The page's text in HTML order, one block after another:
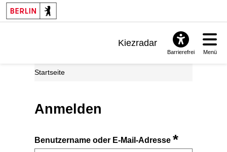
Kiezradar
Barrierefrei Menü
Startseite
Anmelden
Benutzername oder E-Mail-Adresse*